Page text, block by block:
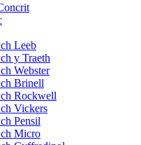
Leeb
y Traeth
Webster
Brinell
Rockwell
Vickers
Pensil
Micro